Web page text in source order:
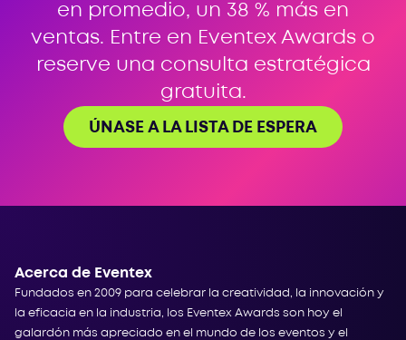
en promedio, un 38 % más en
ventas. Entre en Eventex Awards o
reserve una consulta estratégica
gratuita.
ÚNASE A LA LISTA DE ESPERA
Acerca de Eventex
Fundados en 2009 para celebrar la creatividad, la innovación y
la eficacia en la industria, los Eventex Awards son hoy el
galardón más apreciado en el mundo de los eventos y el